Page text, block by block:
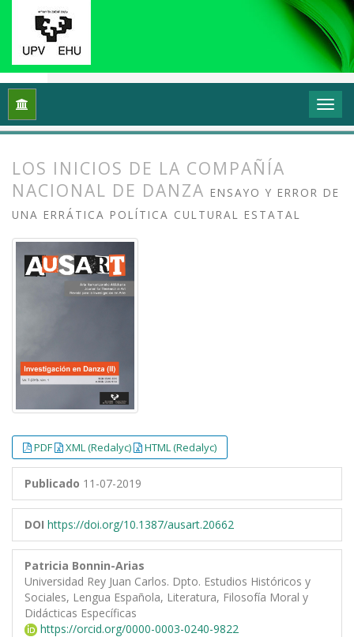
Inicio Vol. 7 Núm. 1 (2019): Investigación en danza
LOS INICIOS DE LA COMPAÑÍA
NACIONAL DE DANZA ENSAYO Y ERROR DE
UNA ERRÁTICA POLÍTICA CULTURAL ESTATAL
PDF XML (Redalyc) HTML (Redalyc)
Publicado 11-07-2019
DOI https://doi.org/10.1387/ausart.20662
Patricia Bonnin-Arias
Universidad Rey Juan Carlos. Dpto. Estudios Históricos y
Sociales, Lengua Española, Literatura, Filosofía Moral y
Didácticas Específicas
https://orcid.org/0000-0003-0240-9822